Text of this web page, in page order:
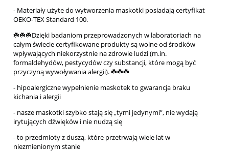
- Materiały użyte do wytworzenia maskotki posiadają certyfikat
OEKO-TEX Standard 100.
☘️☘️☘️Dzięki badaniom przeprowadzonych w laboratoriach na
całym świecie certyfikowane produkty są wolne od środków
wpływających niekorzystnie na zdrowie ludzi (m.in.
formaldehydów, pestycydów czy substancji, które mogą być
przyczyną wywoływania alergii). ☘️☘️☘️
- hipoalergiczne wypełnienie maskotek to gwarancja braku
kichania i alergii
- nasze maskotki szybko stają się „tymi jedynymi”, nie wydają
irytujących dźwięków i nie nudzą się
- to przedmioty z duszą, które przetrwają wiele lat w
niezmienionym stanie